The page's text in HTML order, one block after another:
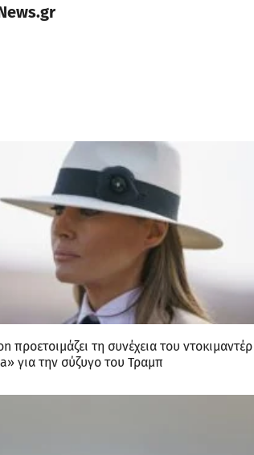
προετοιμάζει τη συνέχεια του ντοκιμαντέρ
για την σύζυγο του Τραμπ